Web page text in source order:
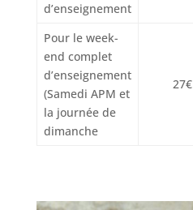
d’enseignement
Pour le week-
end complet
d’enseignement
(Samedi APM et
la journée de
dimanche
27€